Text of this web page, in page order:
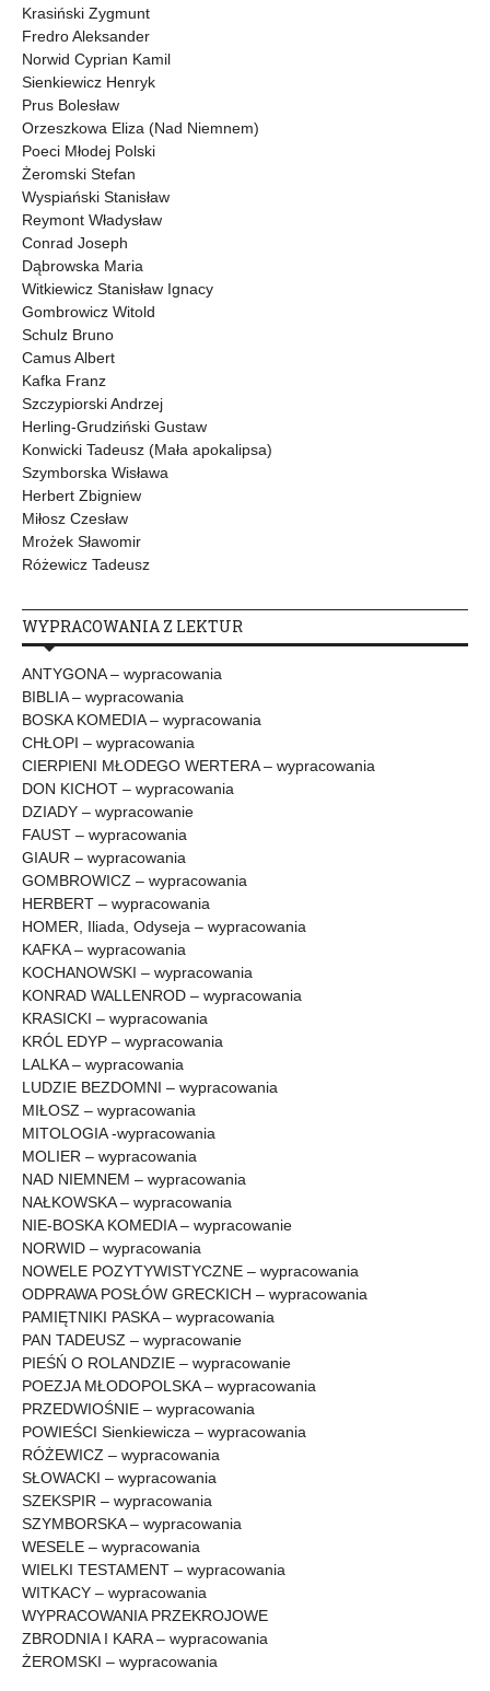
Krasiński Zygmunt
Fredro Aleksander
Norwid Cyprian Kamil
Sienkiewicz Henryk
Prus Bolesław
Orzeszkowa Eliza (Nad Niemnem)
Poeci Młodej Polski
Żeromski Stefan
Wyspiański Stanisław
Reymont Władysław
Conrad Joseph
Dąbrowska Maria
Witkiewicz Stanisław Ignacy
Gombrowicz Witold
Schulz Bruno
Camus Albert
Kafka Franz
Szczypiorski Andrzej
Herling-Grudziński Gustaw
Konwicki Tadeusz (Mała apokalipsa)
Szymborska Wisława
Herbert Zbigniew
Miłosz Czesław
Mrożek Sławomir
Różewicz Tadeusz
WYPRACOWANIA Z LEKTUR
ANTYGONA – wypracowania
BIBLIA – wypracowania
BOSKA KOMEDIA – wypracowania
CHŁOPI – wypracowania
CIERPIENI MŁODEGO WERTERA – wypracowania
DON KICHOT – wypracowania
DZIADY – wypracowanie
FAUST – wypracowania
GIAUR – wypracowania
GOMBROWICZ – wypracowania
HERBERT – wypracowania
HOMER, Iliada, Odyseja – wypracowania
KAFKA – wypracowania
KOCHANOWSKI – wypracowania
KONRAD WALLENROD – wypracowania
KRASICKI – wypracowania
KRÓL EDYP – wypracowania
LALKA – wypracowania
LUDZIE BEZDOMNI – wypracowania
MIŁOSZ – wypracowania
MITOLOGIA -wypracowania
MOLIER – wypracowania
NAD NIEMNEM – wypracowania
NAŁKOWSKA – wypracowania
NIE-BOSKA KOMEDIA – wypracowanie
NORWID – wypracowania
NOWELE POZYTYWISTYCZNE – wypracowania
ODPRAWA POSŁÓW GRECKICH – wypracowania
PAMIĘTNIKI PASKA – wypracowania
PAN TADEUSZ – wypracowanie
PIEŚŃ O ROLANDZIE – wypracowanie
POEZJA MŁODOPOLSKA – wypracowania
PRZEDWIOŚNIE – wypracowania
POWIEŚCI Sienkiewicza – wypracowania
RÓŻEWICZ – wypracowania
SŁOWACKI – wypracowania
SZEKSPIR – wypracowania
SZYMBORSKA – wypracowania
WESELE – wypracowania
WIELKI TESTAMENT – wypracowania
WITKACY – wypracowania
WYPRACOWANIA PRZEKROJOWE
ZBRODNIA I KARA – wypracowania
ŻEROMSKI – wypracowania